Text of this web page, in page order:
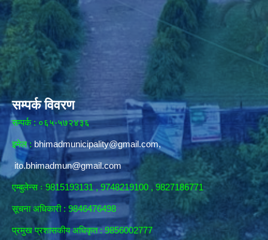
सम्पर्क विवरण
सम्पर्क : ०६५-५७२४३६
इमेल : bhimadmunicipality@gmail.com,
ito.bhimadmun@gmail.com
एम्बुलेन्स ः 9815193131 , 9748219100 , 9827186771
सूचना अधिकारी : 9846476498
प्रमुख प्रशासकीय अधिकृत : 9856002777